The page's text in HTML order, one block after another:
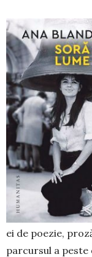
ei de poezie,
parcursul a peste